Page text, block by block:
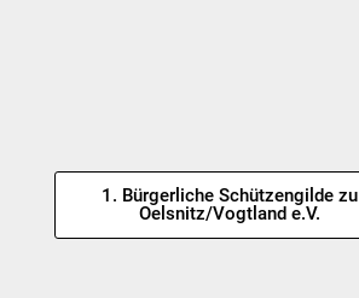
1. Bürgerliche Schützengilde zu
Oelsnitz/Vogtland e.V.